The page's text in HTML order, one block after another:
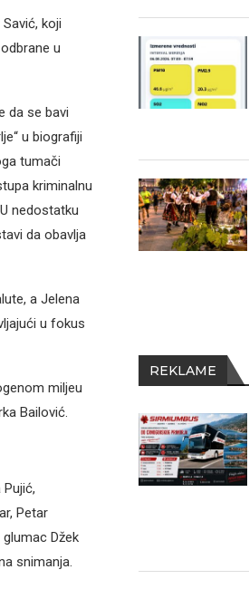
koji
u
da se bavi
u biografiji
tumači
kriminalnu
nedostatku
da obavlja
a Jelena
u fokus
miljeu
Bailović.
Pujić,
Petar
Džek
snimanja.
REKLAME